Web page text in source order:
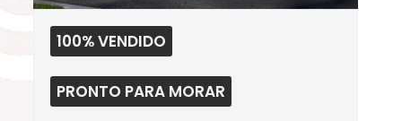
100% VENDIDO
PRONTO PARA MORAR